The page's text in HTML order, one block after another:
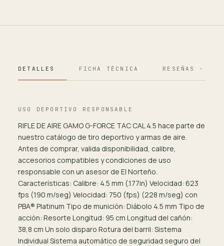
DETALLES FICHA TÉCNICA RESEÑAS · 124
USO DEPORTIVO RESPONSABLE
RIFLE DE AIRE GAMO G-FORCE TAC CAL 4.5 hace parte de
nuestro catálogo de tiro deportivo y armas de aire.
Antes de comprar, valida disponibilidad, calibre,
accesorios compatibles y condiciones de uso
responsable con un asesor de El Norteño.
Características: Calibre: 4.5 mm (.177in) Velocidad: 623
fps (190 m/seg) Velocidad: 750 (fps) (228 m/seg) con
PBA® Platinum Tipo de munición: Diábolo 4.5 mm Tipo de
acción: Resorte Longitud: 95 cm Longitud del cañón:
38,8 cm Un solo disparo Rotura del barril: Sistema
Individual Sistema automático de seguridad seguro del